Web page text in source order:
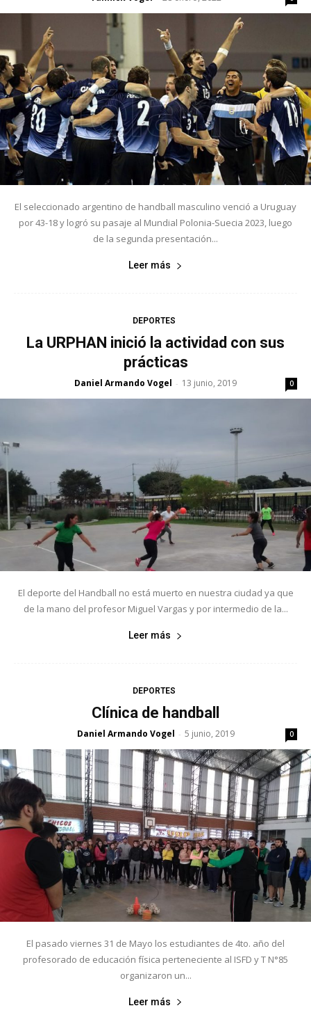
El seleccionado argentino de handball masculino venció a Uruguay
por 43-18 y logró su pasaje al Mundial Polonia-Suecia 2023, luego
de la segunda presentación...
Leer más
DEPORTES
La URPHAN inició la actividad con sus
prácticas
Daniel Armando Vogel - 13 junio, 2019 0
El deporte del Handball no está muerto en nuestra ciudad ya que
de la mano del profesor Miguel Vargas y por intermedio de la...
Leer más
DEPORTES
Clínica de handball
Daniel Armando Vogel - 5 junio, 2019 0
El pasado viernes 31 de Mayo los estudiantes de 4to. año del
profesorado de educación física perteneciente al ISFD y T N°85
organizaron un...
Leer más